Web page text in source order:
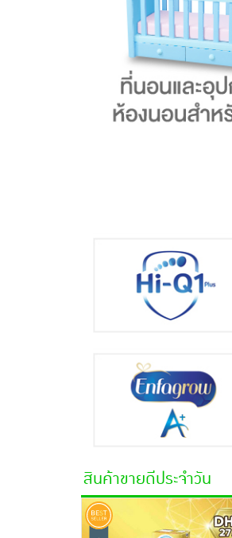
สินค้าขายดีประจำวัน